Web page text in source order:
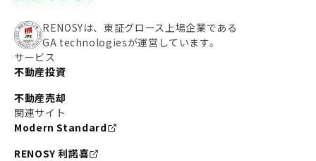
RENOSYは、東証グロース上場企業である
GA technologiesが運営しています。
サービス
不動産投資
不動産売却
関連サイト
Modern Standard
RENOSY 利諾喜